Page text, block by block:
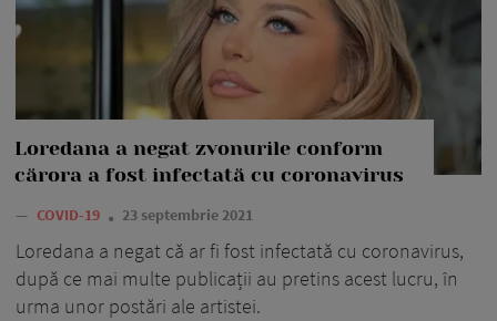
Loredana a negat zvonurile conform
cărora a fost infectată cu coronavirus
— COVID-19 23 septembrie 2021
Loredana a negat că ar fi fost infectată cu coronavirus,
după ce mai multe publicații au pretins acest lucru, în
urma unor postări ale artistei.